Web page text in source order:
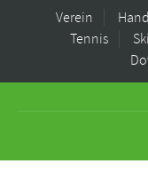
Verein
Tennis